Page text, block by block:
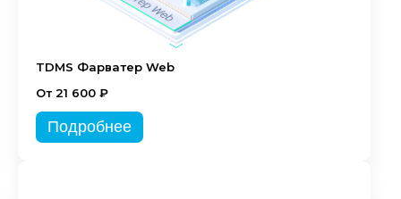
TDMS Фарватер Web
От 21 600 ₽
Подробнее